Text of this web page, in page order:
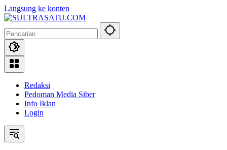
Langsung ke konten
Redaksi
Pedoman Media Siber
Info Iklan
Login